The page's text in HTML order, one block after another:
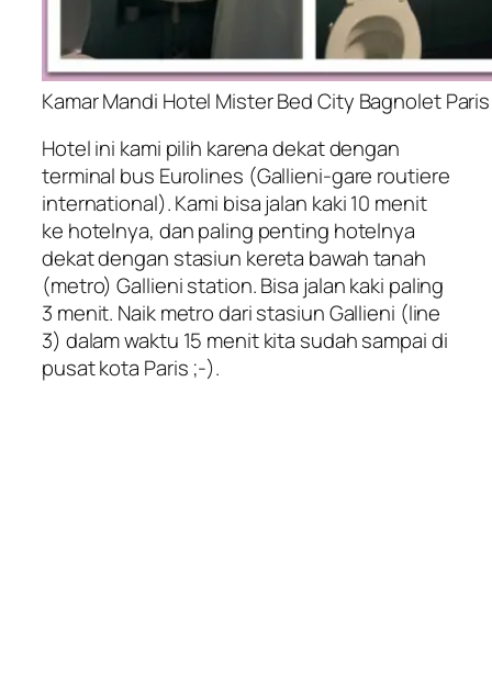
Kamar Mandi Hotel Mister Bed City Bagnolet
Hotel ini kami pilih karena dekat dengan
terminal bus Eurolines (Gallieni-gare routiere
international). Kami bisa jalan kaki 10 menit
ke hotelnya, dan paling penting hotelnya
dekat dengan stasiun kereta bawah tanah
(metro) Gallieni station. Bisa jalan kaki paling
3 menit. Naik metro dari stasiun Gallieni (line
3) dalam waktu 15 menit kita sudah sampai di
pusat kota Paris ;-).